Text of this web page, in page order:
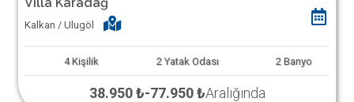
Kalkan / Ulugöl
4 Kişilik 2 Yatak Odası 2 Banyo
38.950 ₺-77.950 ₺Aralığında